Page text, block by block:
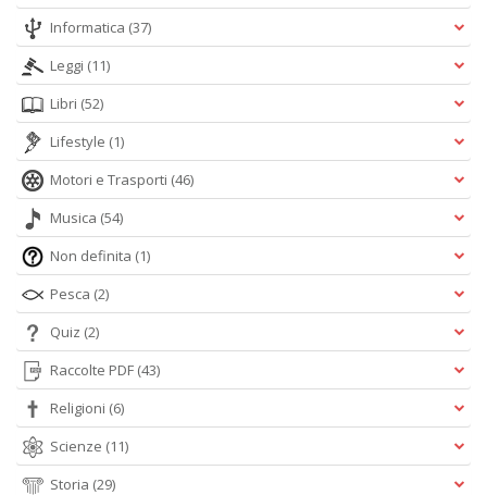
Informatica (37)
Leggi (11)
Libri (52)
Lifestyle (1)
Motori e Trasporti (46)
Musica (54)
Non definita (1)
Pesca (2)
Quiz (2)
Raccolte PDF (43)
Religioni (6)
Scienze (11)
Storia (29)